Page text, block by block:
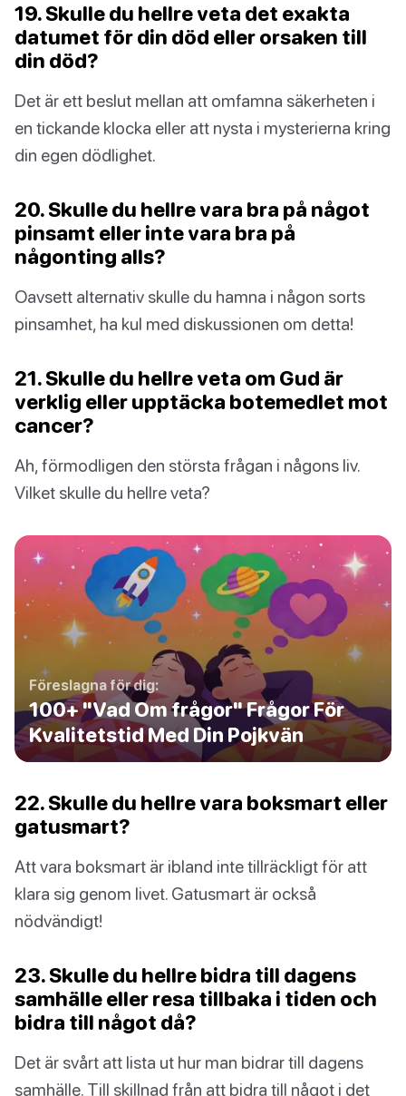
19. Skulle du hellre veta det exakta
datumet för din död eller orsaken till
din död?
Det är ett beslut mellan att omfamna säkerheten i
en tickande klocka eller att nysta i mysterierna kring
din egen dödlighet.
20. Skulle du hellre vara bra på något
pinsamt eller inte vara bra på
någonting alls?
Oavsett alternativ skulle du hamna i någon sorts
pinsamhet, ha kul med diskussionen om detta!
21. Skulle du hellre veta om Gud är
verklig eller upptäcka botemedlet mot
cancer?
Ah, förmodligen den största frågan i någons liv.
Vilket skulle du hellre veta?
Föreslagna för dig:
100+ "Vad Om frågor" Frågor För
Kvalitetstid Med Din Pojkvän
22. Skulle du hellre vara boksmart eller
gatusmart?
Att vara boksmart är ibland inte tillräckligt för att
klara sig genom livet. Gatusmart är också
nödvändigt!
23. Skulle du hellre bidra till dagens
samhälle eller resa tillbaka i tiden och
bidra till något då?
Det är svårt att lista ut hur man bidrar till dagens
samhälle. Till skillnad från att bidra till något i det